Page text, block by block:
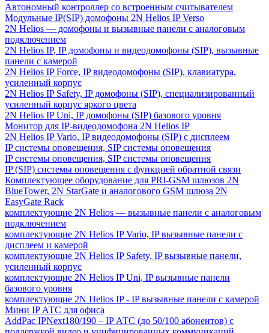
Автономный контроллер со встроенным считывателем
Модульные IP(SIP) домофоны 2N Helios IP Verso
2N Helios — домофоны и вызывные панели с аналоговым
подключением
2N Helios IP, IP домофоны и видеодомофоны (SIP), вызывные
панели с камерой
2N Helios IP Force, IP видеодомофоны (SIP), клавиатура,
усиленный корпус
2N Helios IP Safety, IP домофоны (SIP), специализированный
усиленный корпус яркого цвета
2N Helios IP Uni, IP домофоны (SIP) базового уровня
Монитор для IP-видеодомофона 2N Helios IP
2N Helios IP Vario, IP видеодомофоны (SIP) с дисплеем
IP системы оповещения, SIP системы оповещения
IP системы оповещения, SIP системы оповещения
IP (SIP) системы оповещения с функцией обратной связи
Комплектующее оборудование для PRI-GSM шлюзов 2N
BlueTower, 2N StarGate и аналогового GSM шлюза 2N
EasyGate Rack
комплектующие 2N Helios — вызывные панели с аналоговым
подключением
комплектующие 2N Helios IP Vario, IP вызывные панели с
дисплеем и камерой
комплектующие 2N Helios IP Safety, IP вызывные панели,
усиленный корпус
комплектующие 2N Helios IP Uni, IP вызывные панели
базового уровня
комплектующие 2N Helios IP - IP вызывные панели с камерой
Мини IP АТС для офиса
AddPac IPNext180/190 – IP АТС (до 50/100 абонентов) с